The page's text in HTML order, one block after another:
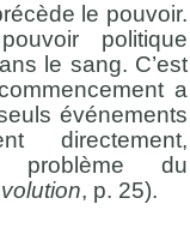
le pouvoir.
politique
le sang. C’est
a
événements
directement,
problème du
, p. 25).